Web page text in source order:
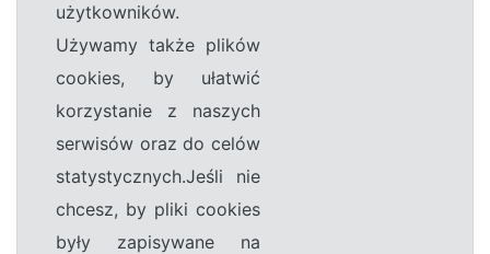
użytkowników.
Używamy także plików
cookies, by ułatwić
korzystanie z naszych
serwisów oraz do celów
statystycznych.Jeśli nie
chcesz, by pliki cookies
były zapisywane na